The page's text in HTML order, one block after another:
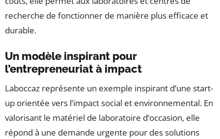
recherche de fonctionner de manière plus efficace et
durable.
Un modèle inspirant pour
l’entrepreneuriat à impact
Laboccaz représente un exemple inspirant d’une start-
up orientée vers l’impact social et environnemental. En
valorisant le matériel de laboratoire d’occasion, elle
répond à une demande urgente pour des solutions